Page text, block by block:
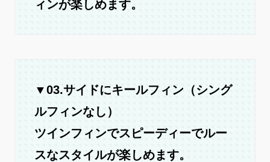
ィンが楽しめます。
▼03.サイドにキールフィン （シング
ルフィンなし）
ツインフィンでスピーディーでルー
スなスタイルが楽しめます。